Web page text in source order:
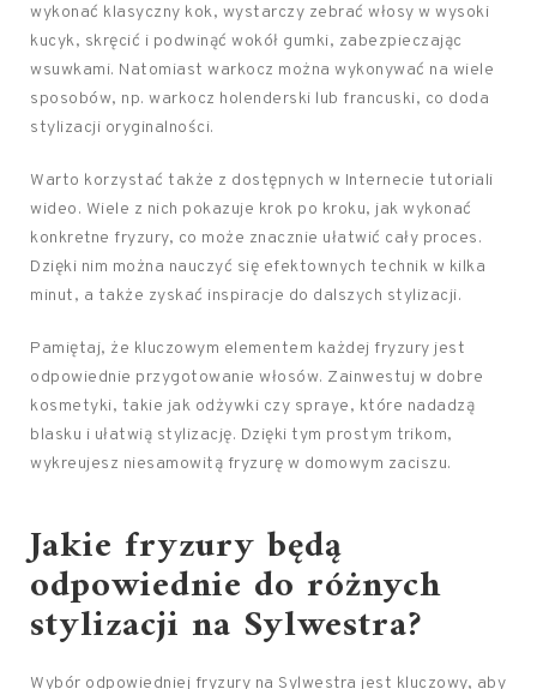
wykonać klasyczny kok, wystarczy zebrać włosy w wysoki
kucyk, skręcić i podwinąć wokół gumki, zabezpieczając
wsuwkami. Natomiast warkocz można wykonywać na wiele
sposobów, np. warkocz holenderski lub francuski, co doda
stylizacji oryginalności.
Warto korzystać także z dostępnych w Internecie tutoriali
wideo. Wiele z nich pokazuje krok po kroku, jak wykonać
konkretne fryzury, co może znacznie ułatwić cały proces.
Dzięki nim można nauczyć się efektownych technik w kilka
minut, a także zyskać inspiracje do dalszych stylizacji.
Pamiętaj, że kluczowym elementem każdej fryzury jest
odpowiednie przygotowanie włosów. Zainwestuj w dobre
kosmetyki, takie jak odżywki czy spraye, które nadadzą
blasku i ułatwią stylizację. Dzięki tym prostym trikom,
wykreujesz niesamowitą fryzurę w domowym zaciszu.
Jakie fryzury będą
odpowiednie do różnych
stylizacji na Sylwestra?
Wybór odpowiedniej fryzury na Sylwestra jest kluczowy, aby